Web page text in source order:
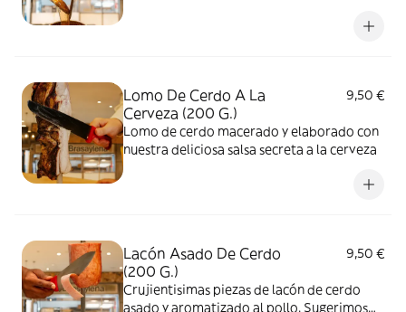
Lomo De Cerdo A La
Cerveza (200 G.)
9,50 €
Lomo de cerdo macerado y elaborado con
nuestra deliciosa salsa secreta a la cerveza
Lacón Asado De Cerdo
(200 G.)
9,50 €
Crujientisimas piezas de lacón de cerdo
asado y aromatizado al pollo. Sugerimos